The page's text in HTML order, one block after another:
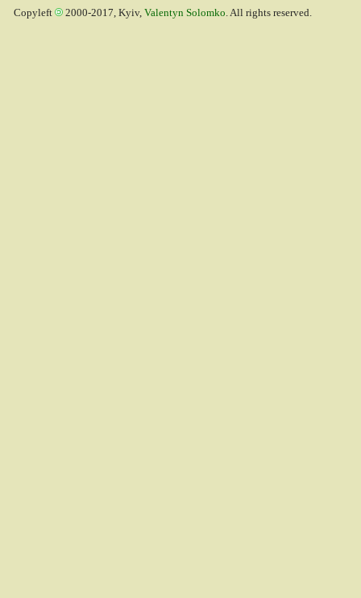
Copyleft 2000-2017, Kyiv, Valentyn Solomko. All rights reserved.